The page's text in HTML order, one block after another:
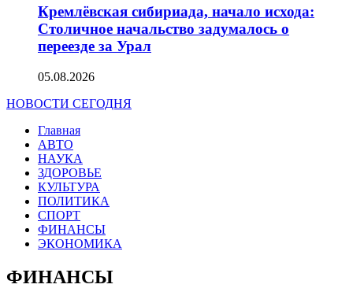
Кремлёвская сибириада, начало исхода:
Столичное начальство задумалось о
переезде за Урал
05.08.2026
НОВОСТИ СЕГОДНЯ
Главная
АВТО
НАУКА
ЗДОРОВЬЕ
КУЛЬТУРА
ПОЛИТИКА
СПОРТ
ФИНАНСЫ
ЭКОНОМИКА
ФИНАНСЫ